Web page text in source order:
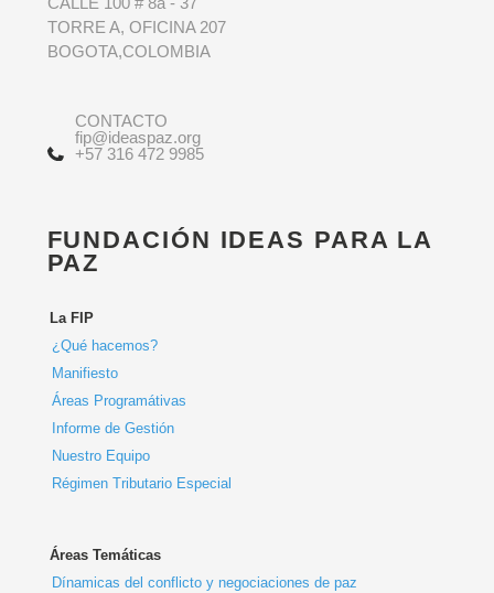
TORRE A, OFICINA 207
BOGOTA,COLOMBIA
CONTACTO
fip@ideaspaz.org
+57 316 472 9985
FUNDACIÓN IDEAS PARA LA
PAZ
La FIP
¿Qué hacemos?
Manifiesto
Áreas Programátivas
Informe de Gestión
Nuestro Equipo
Régimen Tributario Especial
Áreas Temáticas
Dínamicas del conflicto y negociaciones de paz